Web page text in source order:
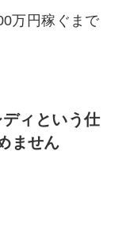
ィという仕
ません